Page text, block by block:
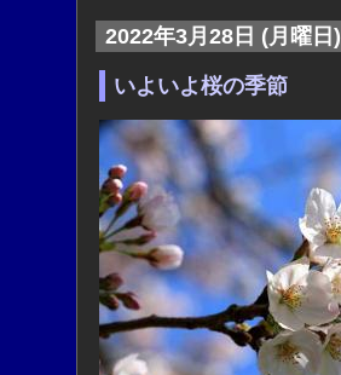
2022年3月28日 (月曜日)
いよいよ桜の季節